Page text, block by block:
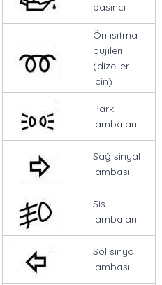
basıncı
Ön ısıtma
bujileri
(dizeller
icin)
Park
lambaları
Sağ sinyal
lambasi
Sis
lambaları
Sol sinyal
lambası